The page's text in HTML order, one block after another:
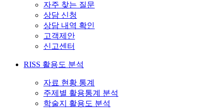
자주 찾는 질문
상담 신청
상담 내역 확인
고객제안
신고센터
RISS 활용도 분석
자료 현황 통계
주제별 활용통계 분석
학술지 활용도 분석